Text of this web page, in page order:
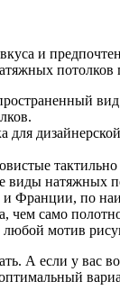
и
потолков
для
виды натяжных
Франции, по
чем само
мотив
А если у вас